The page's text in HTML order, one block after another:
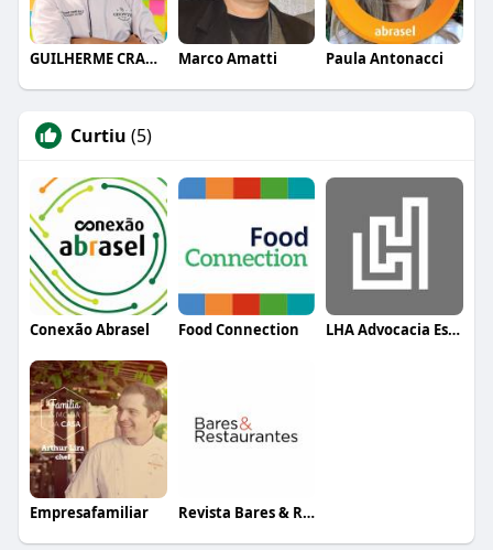
GUILHERME CRAMER BALLE Marco Amatti Paula Antonacci
Curtiu (5)
Conexão Abrasel Food Connection LHA Advocacia Estratégica
Empresafamiliar Revista Bares & Restaurantes